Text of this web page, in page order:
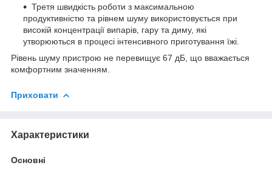
Третя швидкість роботи з максимальною
продуктивністю та рівнем шуму використовується при
високій концентрації випарів, гару та диму, які
утворюються в процесі інтенсивного приготування їжі.
Рівень шуму пристрою не перевищує 67 дБ, що вважається
комфортним значенням.
Приховати
Характеристики
Основні